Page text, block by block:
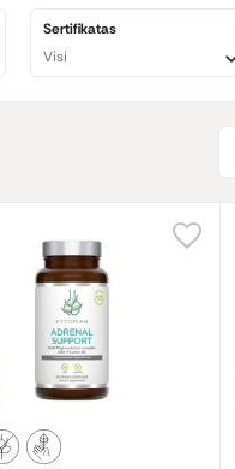
Sertifikatas
Visi